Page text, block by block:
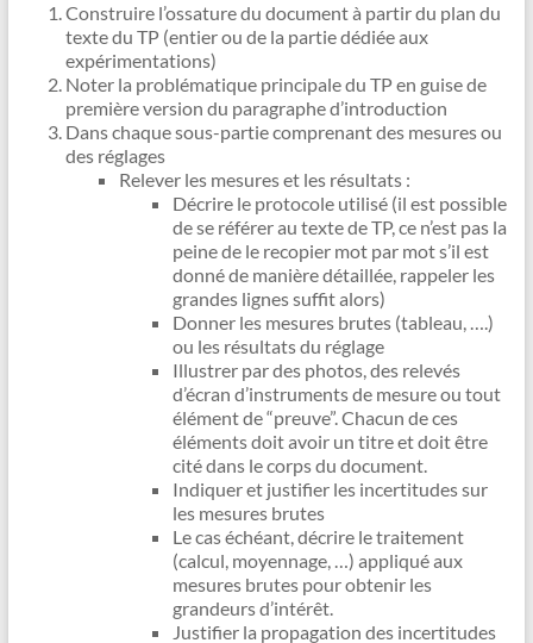
Construire l’ossature du document à partir du plan du
texte du TP (entier ou de la partie dédiée aux
expérimentations)
Noter la problématique principale du TP en guise de
première version du paragraphe d’introduction
Dans chaque sous-partie comprenant des mesures ou
des réglages
Relever les mesures et les résultats :
Décrire le protocole utilisé (il est possible
de se référer au texte de TP, ce n’est pas la
peine de le recopier mot par mot s’il est
donné de manière détaillée, rappeler les
grandes lignes suffit alors)
Donner les mesures brutes (tableau, ….)
ou les résultats du réglage
Illustrer par des photos, des relevés
d’écran d’instruments de mesure ou tout
élément de “preuve”. Chacun de ces
éléments doit avoir un titre et doit être
cité dans le corps du document.
Indiquer et justifier les incertitudes sur
les mesures brutes
Le cas échéant, décrire le traitement
(calcul, moyennage, …) appliqué aux
mesures brutes pour obtenir les
grandeurs d’intérêt.
Justifier la propagation des incertitudes